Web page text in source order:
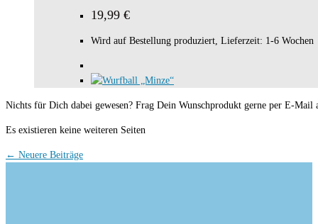
19,99 €
Wird auf Bestellung produziert, Lieferzeit: 1-6 Wochen
Nichts für Dich dabei gewesen? Frag Dein Wunschprodukt gerne per E-Mail
Es existieren keine weiteren Seiten
← Neuere Beiträge